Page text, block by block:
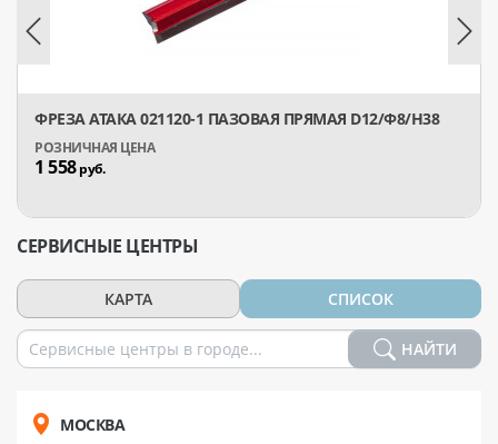
ФРЕЗА АТАКА 021120-1 ПАЗОВАЯ ПРЯМАЯ D12/Ф8/H38
1 558руб.
СЕРВИСНЫЕ ЦЕНТРЫ
КАРТА СПИСОК
НАЙТИ
МОСКВА